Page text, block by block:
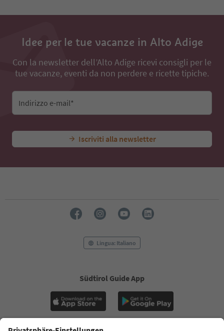
Idee per le tue vacanze in Alto Adige
Con la newsletter dell’Alto Adige ricevi consigli per le
tue vacanze, eventi da non perdere e ricette tipiche.
Indirizzo e-mail*
Iscriviti alla newsletter
Lingua: Italiano
Südtirol Guide App